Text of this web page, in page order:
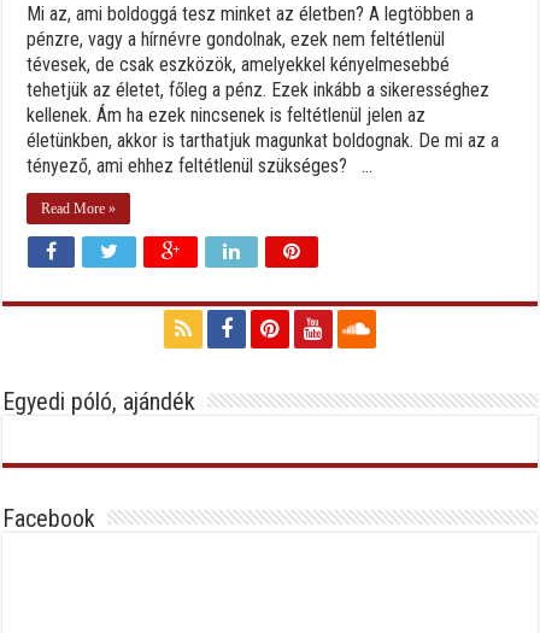
Mi az, ami boldoggá tesz minket az életben? A legtöbben a
pénzre, vagy a hírnévre gondolnak, ezek nem feltétlenül
tévesek, de csak eszközök, amelyekkel kényelmesebbé
tehetjük az életet, főleg a pénz. Ezek inkább a sikerességhez
kellenek. Ám ha ezek nincsenek is feltétlenül jelen az
életünkben, akkor is tarthatjuk magunkat boldognak. De mi az a
tényező, ami ehhez feltétlenül szükséges? ...
Read More »
Egyedi póló, ajándék
Facebook